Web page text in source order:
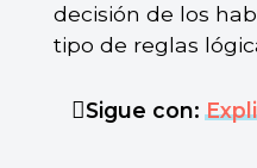
decisión de los
tipo de reglas
Sigue con: